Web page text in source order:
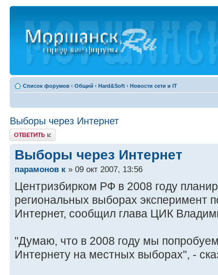
Список форумов ‹ Общий ‹ Hard&Soft ‹ Новости сети и IT
Выборы через Интернет
Ответить
Выборы через Интернет
парамонов к » 09 окт 2007, 13:56
Центризбирком РФ в 2008 году
региональных выборах эксперимент
Интернет, сообщил глава ЦИК
"Думаю, что в 2008 году мы
Интернету на местных выборах", -